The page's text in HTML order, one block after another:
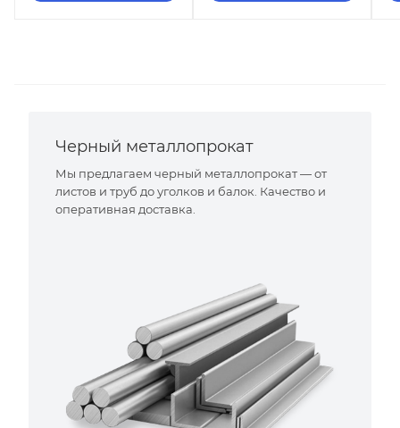
Черный металлопрокат
Мы предлагаем черный металлопрокат — от
листов и труб до уголков и балок. Качество и
оперативная доставка.